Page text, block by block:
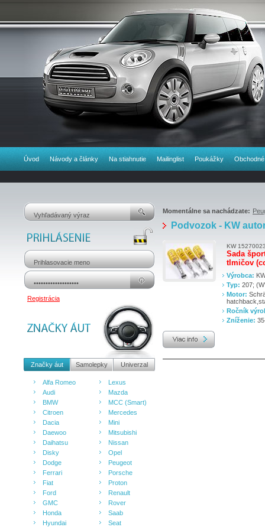
Úvod Návody a články Na stiahnutie Mailinglist Poukážky
Registrácia
Značky áut Samolepky Univerzal
Alfa Romeo
Audi
BMW
Citroen
Dacia
Daewoo
Daihatsu
Disky
Dodge
Ferrari
Fiat
Ford
GMC
Honda
Hyundai
Lexus
Mazda
MCC (Smart)
Mercedes
Mini
Mitsubishi
Nissan
Opel
Peugeot
Porsche
Proton
Renault
Rover
Saab
Seat
Momentálne sa nachádzate:
Podvozok - KW
KW
Sada
tlmičov
Výrobca:
Typ: 207;
Motor:
Ročník
Zníženie: